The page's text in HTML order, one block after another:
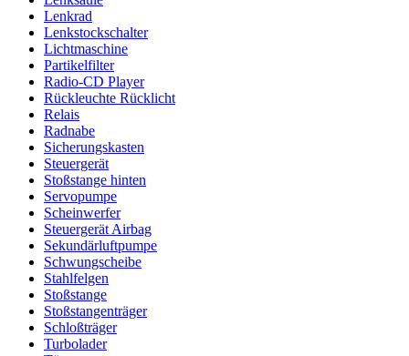
Lenkrad
Lenkstockschalter
Lichtmaschine
Partikelfilter
Radio-CD Player
Rückleuchte Rücklicht
Relais
Radnabe
Sicherungskasten
Steuergerät
Stoßstange hinten
Servopumpe
Scheinwerfer
Steuergerät Airbag
Sekundärluftpumpe
Schwungscheibe
Stahlfelgen
Stoßstange
Stoßstangenträger
Schloßträger
Turbolader